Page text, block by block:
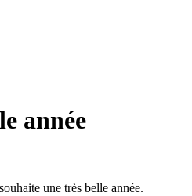
année
une très belle année.